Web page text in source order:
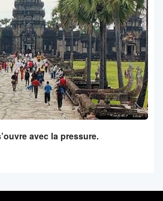
avec la pressure.